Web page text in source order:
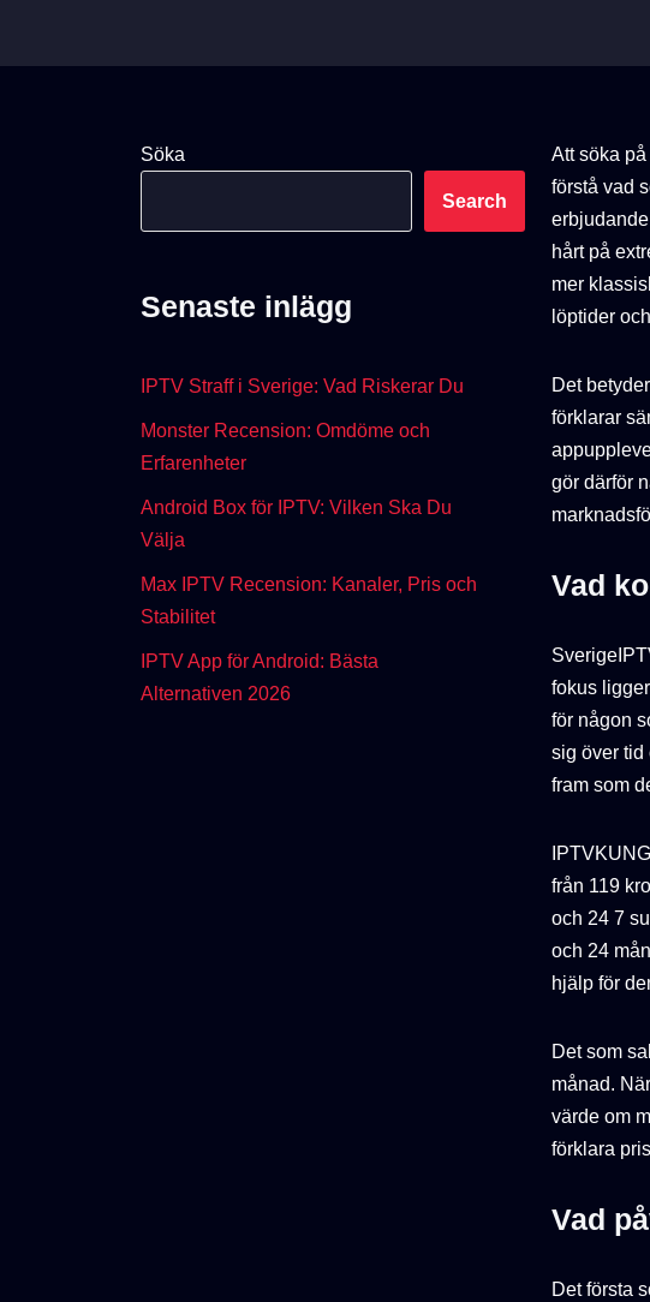
Söka
Search
Senaste inlägg
IPTV Straff i Sverige: Vad Riskerar Du
Monster Recension: Omdöme och
Erfarenheter
Android Box för IPTV: Vilken Ska Du
Välja
Max IPTV Recension: Kanaler, Pris och
Stabilitet
IPTV App för Android: Bästa
Alternativen 2026
Att söka på
förstå vad
hårt på
mer
löptider
Det
förklarar
gör därför
Vad
fokus
för någon
sig över tid
fram som
från 119
och 24 7
och 24
hjälp för
Det som
månad.
värde om
förklara
Vad
Det första